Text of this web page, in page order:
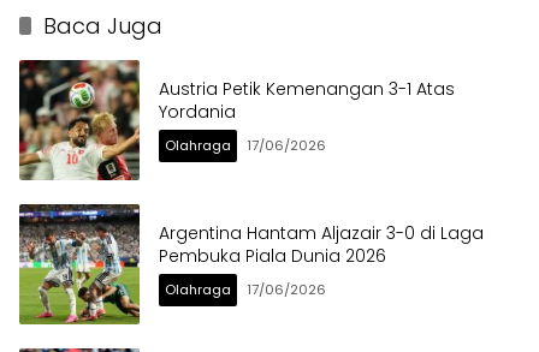
Baca Juga
Austria Petik Kemenangan 3-1 Atas
Yordania
Olahraga 17/06/2026
Argentina Hantam Aljazair 3-0 di Laga
Pembuka Piala Dunia 2026
Olahraga 17/06/2026